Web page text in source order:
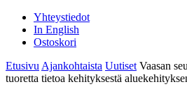
Yhteystiedot
In English
Ostoskori
Etusivu Ajankohtaista Uutiset Vaasan
tuoretta tietoa kehityksestä